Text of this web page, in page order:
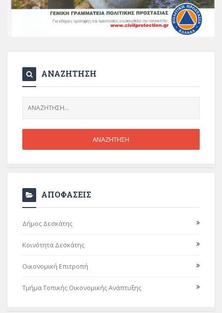
ΑΝΑΖΗΤΗΣΗ
ΑΠΟΦΑΣΕΙΣ
Δήμος Δεσκάτης
Κοινότητα Δεσκάτης
Οικονομική Επιτροπή
Τμήμα Τοπικής Οικονομικής Ανάπτυξης